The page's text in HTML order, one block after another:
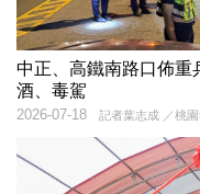
中正、高鐵南路口佈
酒、毒駕
記者葉志成 ／桃
2026-07-18